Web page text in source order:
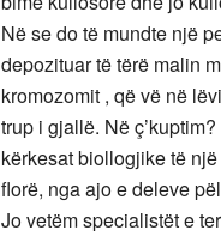
Në se do të mundte një
depozituar të tërë malin
kromozomit , që vë në
trup i gjallë. Në
kërkesat biollogjike të
florë, nga ajo e deleve
Jo vetëm specialistët e